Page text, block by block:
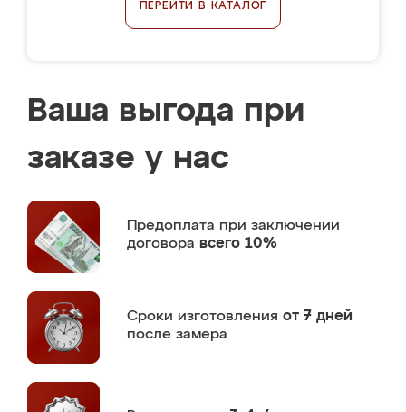
ПЕРЕЙТИ В КАТАЛОГ
Ваша выгода при
заказе у нас
Предоплата при заключении
договора всего 10%
Сроки изготовления от 7 дней
после замера